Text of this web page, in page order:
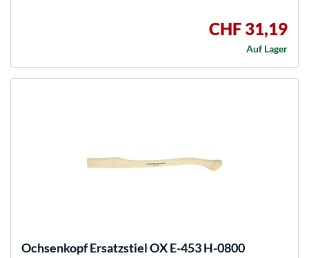
CHF 31,19
Auf Lager
OchsenkopfErsatzstiel OX E-453 H-0800